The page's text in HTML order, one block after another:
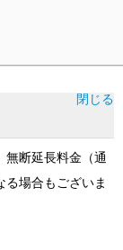
閉じる
無断延長料金（通
る場合もございま